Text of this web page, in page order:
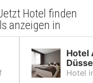
Hotel finden
anzeigen in
Hotel
Hotel